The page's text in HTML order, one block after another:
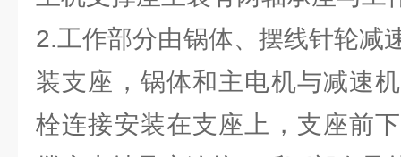
2.工作部分由锅体、摆线针轮减
装支座，锅体和主电机与减速
栓连接安装在支座上，支座前